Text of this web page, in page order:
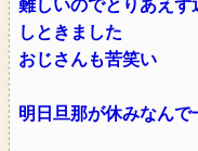
難しいのでとりあえ
しときました
おじさんも苦笑い
明日旦那が休みなん